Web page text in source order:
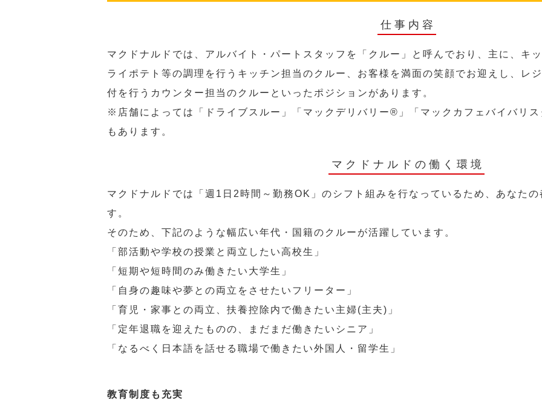
仕事内容
マクドナルドでは、アルバイト・パートスタッフを「クルー」と呼んでおり、主に、キ
ライポテト等の調理を行うキッチン担当のクルー、お客様を満面の笑顔でお迎えし、レ
付を行うカウンター担当のクルーといったポジションがあります。
※店舗によっては「ドライブスルー」「マックデリバリー®︎」「マックカフェバイバリ
もあります。
マクドナルドの働く環境
マクドナルドでは「週1日2時間～勤務OK」のシフト組みを行なっているため、あなた
す。
そのため、下記のような幅広い年代・国籍のクルーが活躍しています。
「部活動や学校の授業と両立したい高校生」
「短期や短時間のみ働きたい大学生」
「自身の趣味や夢との両立をさせたいフリーター」
「育児・家事との両立、扶養控除内で働きたい主婦(主夫)」
「定年退職を迎えたものの、まだまだ働きたいシニア」
「なるべく日本語を話せる職場で働きたい外国人・留学生」
教育制度も充実